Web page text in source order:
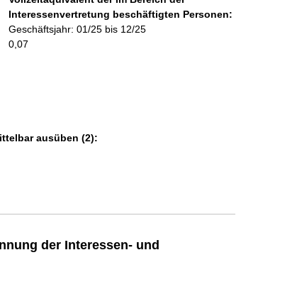
r
m
a
Interessenvertretung beschäftigten Personen:
Geschäftsjahr: 01/25 bis 12/25
0,07
ausüben (2):
der Interessen- und